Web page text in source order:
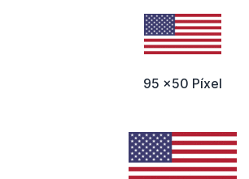
95 x50 Píxel